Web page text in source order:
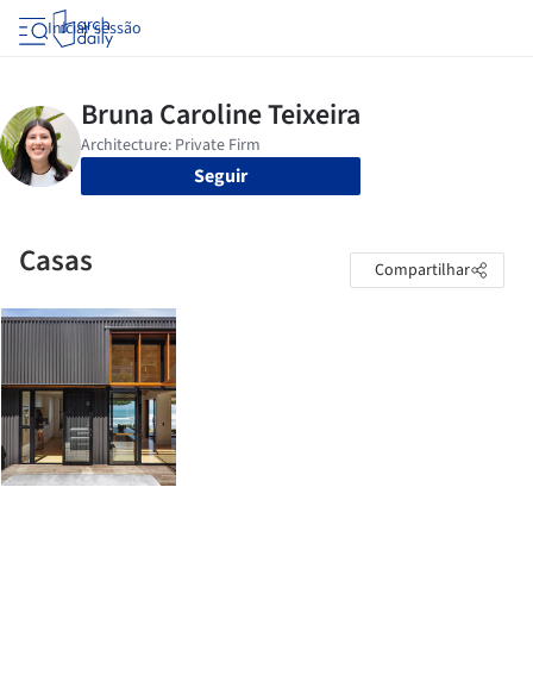
Iniciar sessão
Seguir
Casas Compartilhar